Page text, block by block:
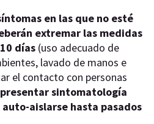
en las que no esté
extremar las medidas
días (uso adecuado de
lavado de manos e
el contacto con personas
presentar sintomatología
aislarse hasta pasados